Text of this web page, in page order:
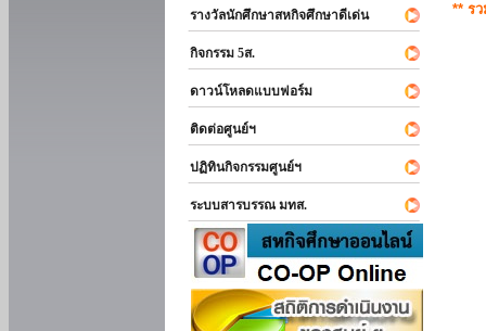
รางวัลนักศึกษาสหกิจศึกษาดีเด่น
กิจกรรม 5ส.
ดาวน์โหลดแบบฟอร์ม
ติดต่อศูนย์ฯ
ปฏิทินกิจกรรมศูนย์ฯ
ระบบสารบรรณ มทส.
** ร